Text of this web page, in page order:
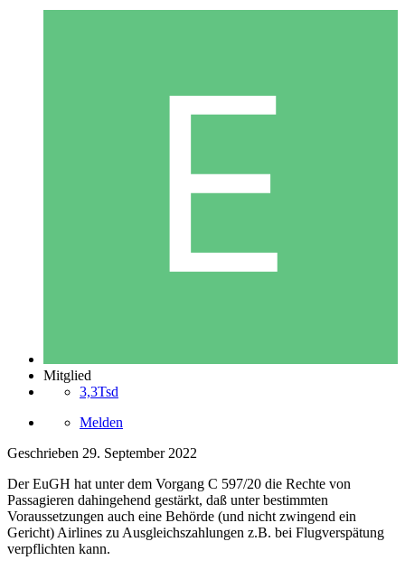
Mitglied
3,3Tsd
Melden
Geschrieben 29. September 2022
Der EuGH hat unter dem Vorgang C 597/20 die Rechte von
Passagieren dahingehend gestärkt, daß unter bestimmten
Voraussetzungen auch eine Behörde (und nicht zwingend ein
Gericht) Airlines zu Ausgleichszahlungen z.B. bei Flugverspätung
verpflichten kann.